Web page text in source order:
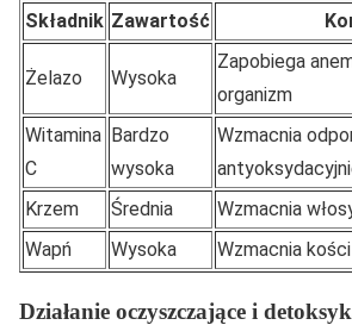
Składnik Zawartość
Żelazo Wysoka
Zapobiega
organizm
Witamina
C
Bardzo
wysoka
Wzmacnia
Krzem
Średnia
Wzmacnia
Wapń
Wysoka Wzmacnia
Działanie oczyszczające i